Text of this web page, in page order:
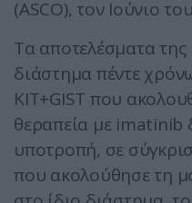
(ASCO), τον Ιούνιο
Τα αποτελέσματα της
διάστημα πέντε
KIT+GIST που
θεραπεία με imatinib
υποτροπή, σε
που ακολούθησε τη